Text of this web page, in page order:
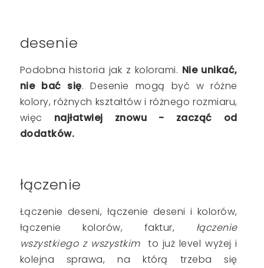
desenie
Podobna historia jak z kolorami. Nie unikać,
nie bać się. Desenie mogą być w różne
kolory, różnych kształtów i różnego rozmiaru,
więc najłatwiej znowu - zacząć od
dodatków.
łączenie
Łączenie deseni, łączenie deseni i kolorów,
łączenie kolorów, faktur, łączenie
wszystkiego z wszystkimto już level wyżej i
kolejna sprawa, na którą trzeba się